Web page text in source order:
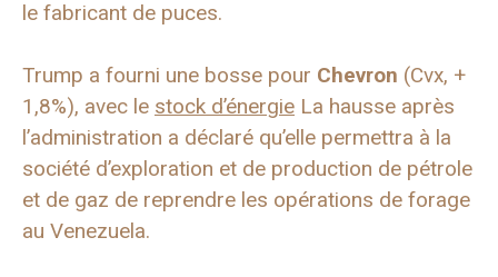
le fabricant de puces.
Trump a fourni une bosse pour Chevron (Cvx, +
1,8%), avec le stock d’énergie La hausse après
l’administration a déclaré qu’elle permettra à la
société d’exploration et de production de pétrole
et de gaz de reprendre les opérations de forage
au Venezuela.